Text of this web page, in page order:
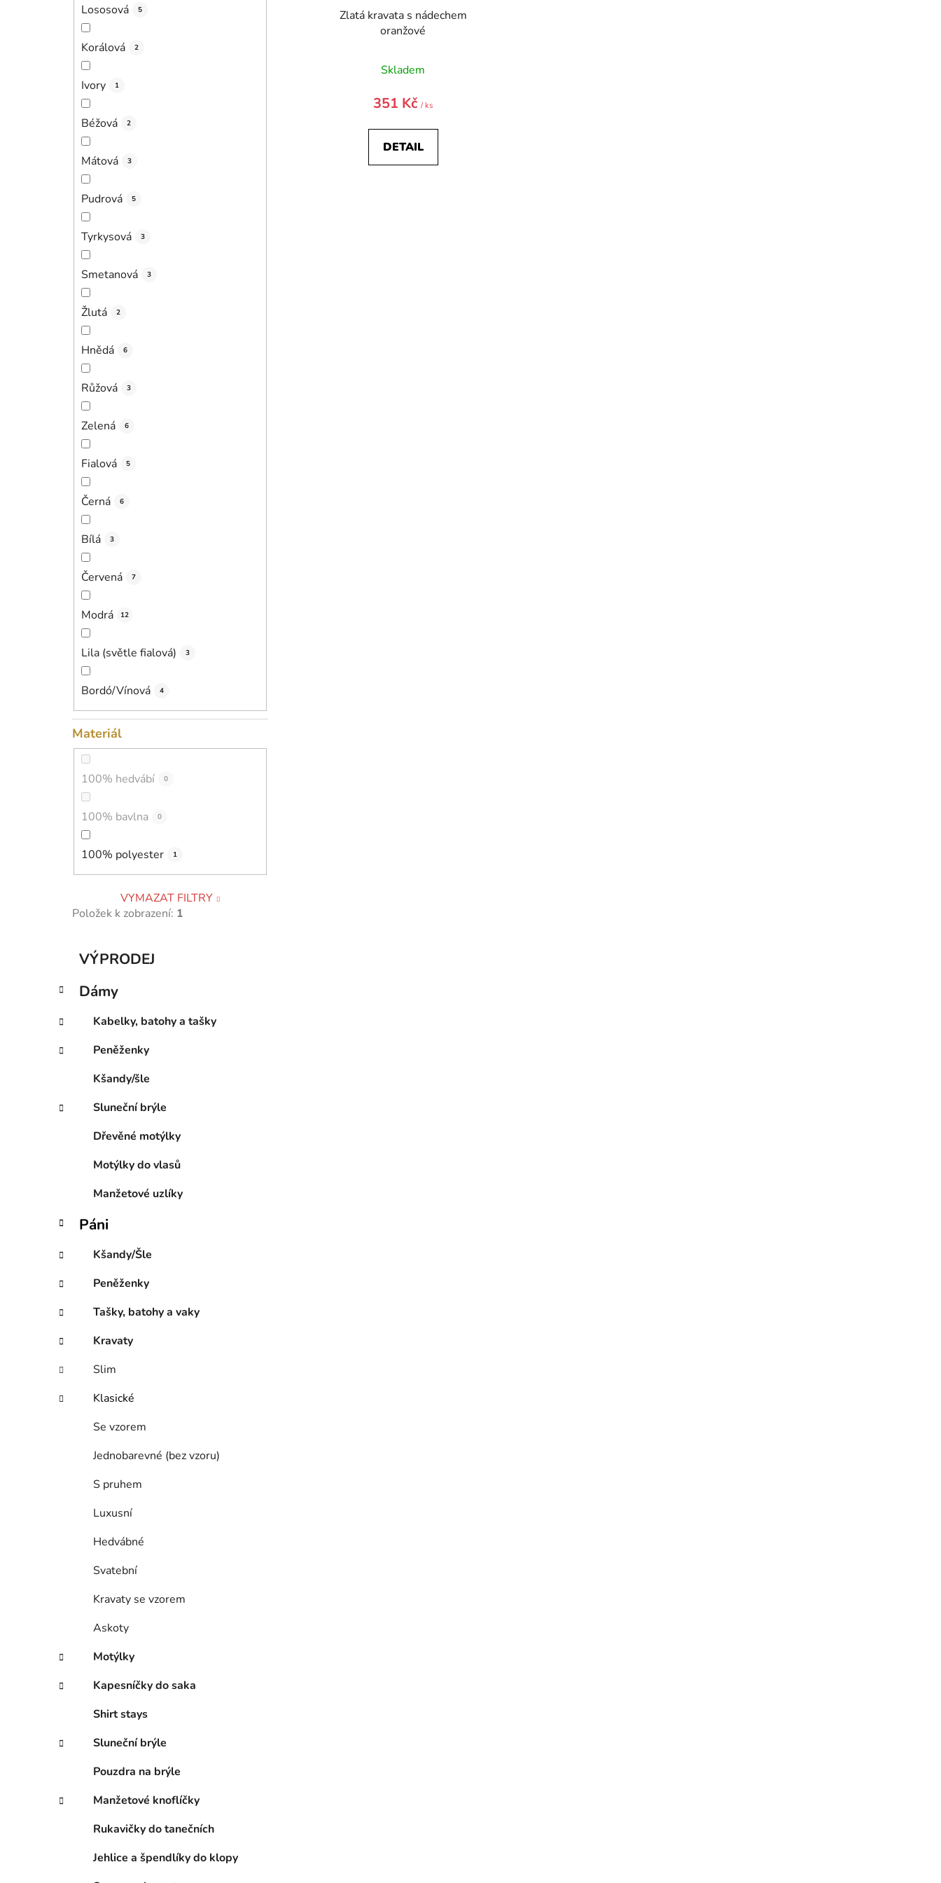
Lososová 5
Korálová 2
Ivory 1
Béžová 2
Mátová 3
Pudrová 5
Tyrkysová 3
Smetanová 3
Žlutá 2
Hnědá 6
Růžová 3
Zelená 6
Fialová 5
Černá 6
Bílá 3
Červená 7
Modrá 12
Lila (světle fialová) 3
Bordó/Vínová 4
Materiál
100% hedvábí 0
100% bavlna 0
100% polyester 1
VYMAZAT FILTRY
Položek k zobrazení: 1
Přeskočit
kategorie
e
o
r
i
VÝPRODEJ
Dámy
Kabelky, batohy a tašky
Peněženky
Kšandy/šle
Sluneční brýle
Dřevěné motýlky
Motýlky do vlasů
Manžetové uzlíky
Páni
Kšandy/Šle
Peněženky
Tašky, batohy a vaky
Kravaty
Slim
Klasické
Se vzorem
Jednobarevné (bez vzoru)
S pruhem
Luxusní
Hedvábné
Svatební
Kravaty se vzorem
Askoty
Motýlky
Kapesníčky do saka
Shirt stays
Sluneční brýle
Pouzdra na brýle
Manžetové knoflíčky
Rukavičky do tanečních
Jehlice a špendlíky do klopy
Zlatá kravata s nádechem
oranžové
Skladem
351 Kč/ ks
DETAIL